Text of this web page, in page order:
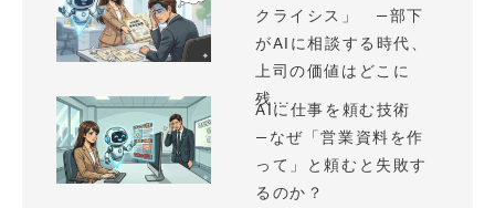
クライシス」 —部下
がAIに相談する時代、
上司の価値はどこに
残...
AIに仕事を頼む技術
—なぜ「営業資料を作
って」と頼むと失敗す
るのか？